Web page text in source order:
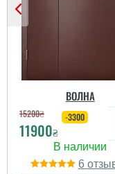
ВОЛНА
15200₴
11900₴
-3300
6